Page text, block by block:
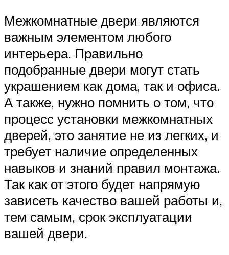
Межкомнатные двери являются
важным элементом любого
интерьера. Правильно
подобранные двери могут стать
украшением как дома, так и офиса.
А также, нужно помнить о том, что
процесс установки межкомнатных
дверей, это занятие не из легких, и
требует наличие определенных
навыков и знаний правил монтажа.
Так как от этого будет напрямую
зависеть качество вашей работы и,
тем самым, срок эксплуатации
вашей двери.